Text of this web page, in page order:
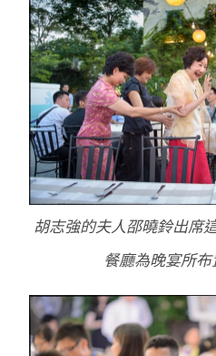
胡志強的夫人邵曉鈴出席
餐廳為晚宴所